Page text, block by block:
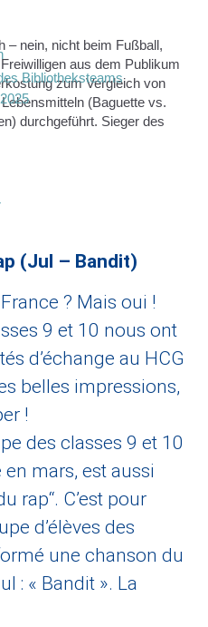
Bibliotheksteams
– nein, nicht beim Fußball,
aus dem Publikum
zum Vergleich von
(Baguette vs.
durchgeführt. Sieger des
(Jul – Bandit)
? Mais oui !
9 et 10 nous ont
d’échange au HCG
belles impressions,
!
des classes 9 et 10
mars, est aussi
rap“. C’est pour
d’élèves des
une chanson du
: « Bandit ». La